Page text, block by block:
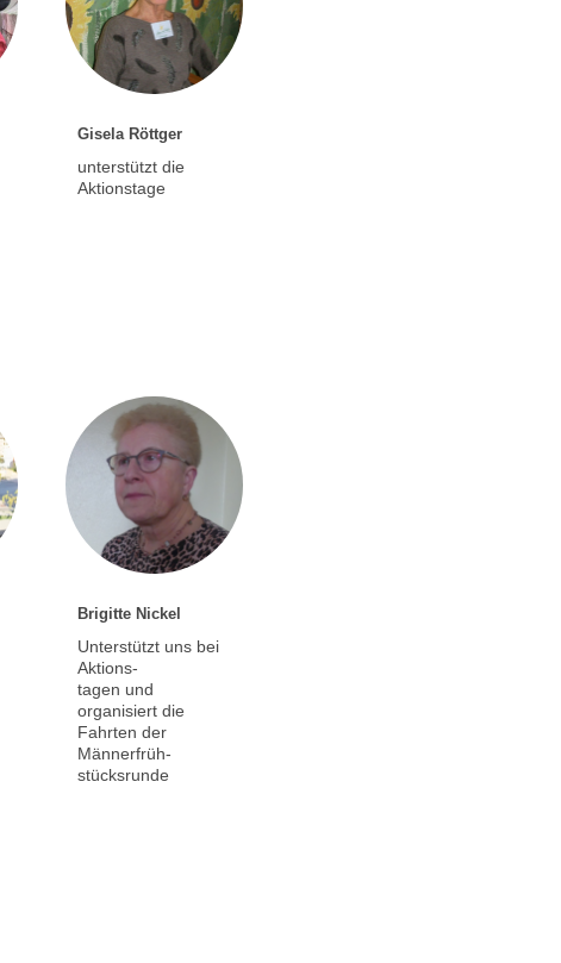
Gisela Röttger
unterstützt die
Aktionstage
Brigitte Nickel
Unterstützt uns bei
Aktions-
tagen und
organisiert die
Fahrten der
Männerfrüh-
stücksrunde